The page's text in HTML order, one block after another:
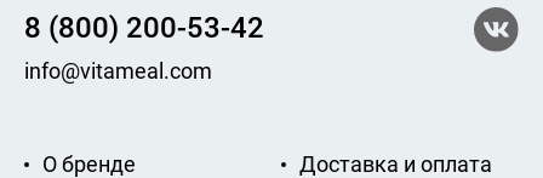
8 (800) 200-53-42
info@vitameal.com
О бренде
Доставка и оплата